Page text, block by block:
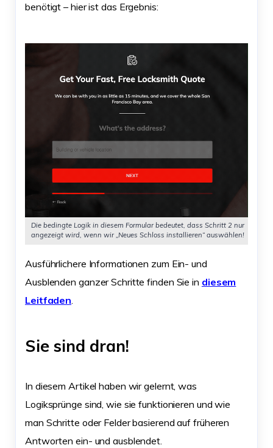
benötigt – hier ist das Ergebnis:
Die bedingte Logik in diesem Formular bedeutet, dass Schritt 2 nur
angezeigt wird, wenn wir „Neues Schloss installieren“ auswählen!
Ausführlichere Informationen zum Ein- und
Ausblenden ganzer Schritte finden Sie in diesem
Leitfaden.
Sie sind dran!
In diesem Artikel haben wir gelernt, was
Logiksprünge sind, wie sie funktionieren und wie
man Schritte oder Felder basierend auf früheren
Antworten ein- und ausblendet.